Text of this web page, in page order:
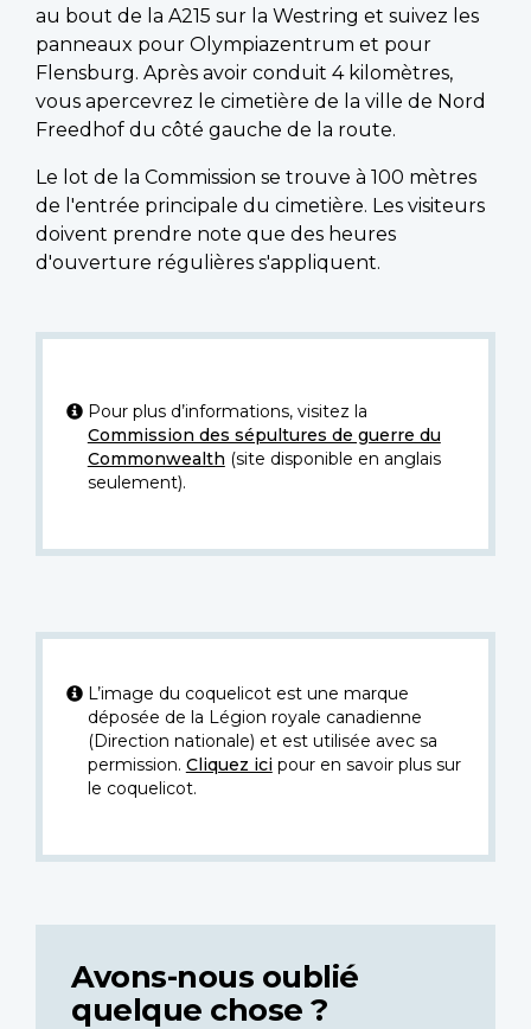
au bout de la A215 sur la Westring et suivez les
panneaux pour Olympiazentrum et pour
Flensburg. Après avoir conduit 4 kilomètres,
vous apercevrez le cimetière de la ville de Nord
Freedhof du côté gauche de la route.
Le lot de la Commission se trouve à 100 mètres
de l'entrée principale du cimetière. Les visiteurs
doivent prendre note que des heures
d'ouverture régulières s'appliquent.
Pour plus d’informations, visitez la
Commission des sépultures de guerre du
Commonwealth (site disponible en anglais
seulement).
L’image du coquelicot est une marque
déposée de la Légion royale canadienne
(Direction nationale) et est utilisée avec sa
permission. Cliquez icipour en savoir plus sur
le coquelicot.
Avons-nous oublié
quelque chose ?